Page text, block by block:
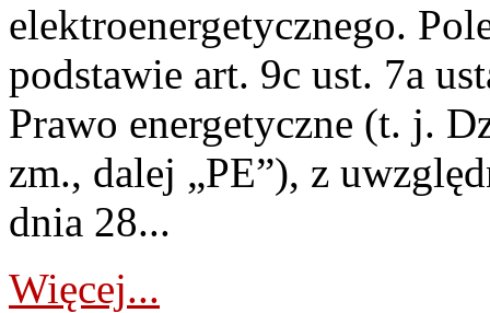
elektroenergetycznego.
podstawie art. 9c ust. 7a
Prawo energetyczne (t. j.
zm., dalej „PE”), z
dnia 28...
Więcej...